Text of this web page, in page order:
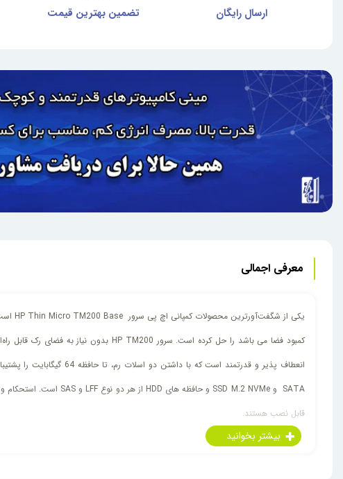
ارسال رایگان تضمین بهترین قیمت
معرفی اجمالی
قابل نصب هستند.